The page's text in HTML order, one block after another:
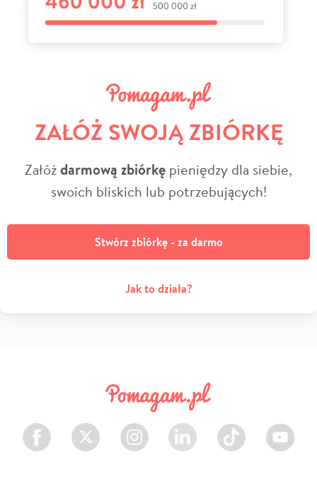
ZAŁÓŻ SWOJĄ ZBIÓRKĘ
Załóżdarmową zbiórkę pieniędzy dla siebie,
swoich bliskich lub potrzebujących!
Stwórz zbiórkę - za darmo
Jak to działa?
Facebook Twitter Instagram LinkedIn TikTok Youtube